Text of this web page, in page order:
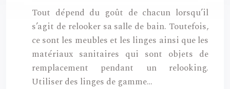
Tout dépend du goût de chacun lorsqu’il
s’agit de relooker sa salle de bain. Toutefois,
ce sont les meubles et les linges ainsi que les
matériaux sanitaires qui sont objets de
remplacement pendant un relooking.
Utiliser des linges de gamme…